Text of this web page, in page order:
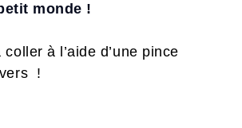
monde !
à l’aide d’une pince
!